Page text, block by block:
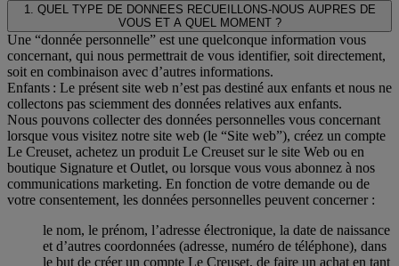
1. QUEL TYPE DE DONNEES RECUEILLONS-NOUS AUPRES DE
VOUS ET A QUEL MOMENT ?
Une “donnée personnelle” est une quelconque information vous
concernant, qui nous permettrait de vous identifier, soit directement,
soit en combinaison avec d’autres informations.
Enfants : Le présent site web n’est pas destiné aux enfants et nous ne
collectons pas sciemment des données relatives aux enfants.
Nous pouvons collecter des données personnelles vous concernant
lorsque vous visitez notre site web (le “Site web”), créez un compte
Le Creuset, achetez un produit Le Creuset sur le site Web ou en
boutique Signature et Outlet, ou lorsque vous vous abonnez à nos
communications marketing. En fonction de votre demande ou de
votre consentement, les données personnelles peuvent concerner :
le nom, le prénom, l’adresse électronique, la date de naissance
et d’autres coordonnées (adresse, numéro de téléphone), dans
le but de créer un compte Le Creuset, de faire un achat en tant